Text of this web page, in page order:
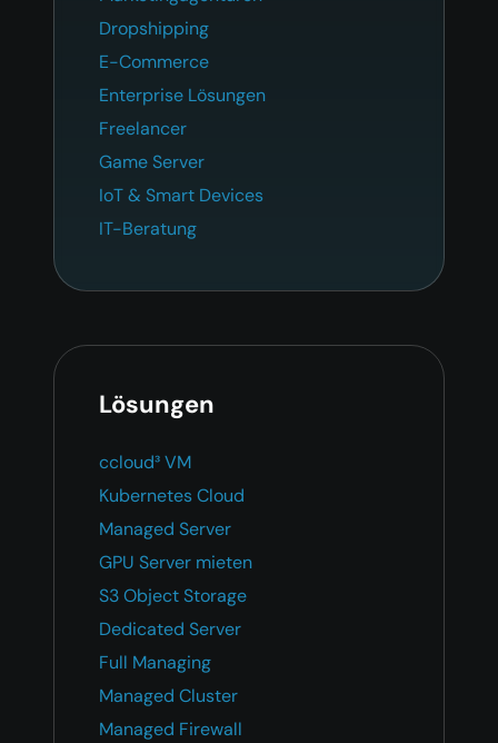
Dropshipping
E-Commerce
Enterprise Lösungen
Freelancer
Game Server
IoT & Smart Devices
IT-Beratung
Lösungen
ccloud³ VM
Kubernetes Cloud
Managed Server
GPU Server mieten
S3 Object Storage
Dedicated Server
Full Managing
Managed Cluster
Managed Firewall